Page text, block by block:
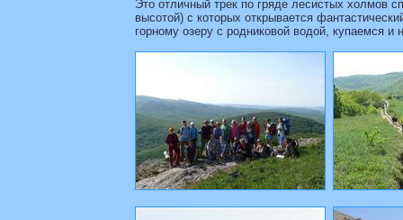
Это отличный трек по гряде лесистых холмов
высотой) с которых открывается
горному озеру с родниковой водой, купаемся